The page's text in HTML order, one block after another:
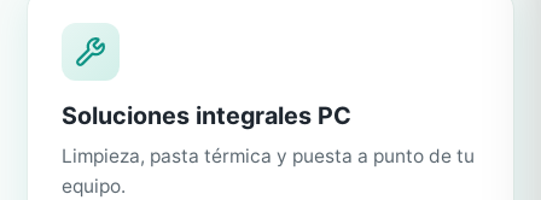
Soluciones integrales PC
Limpieza, pasta térmica y puesta a punto de tu
equipo.